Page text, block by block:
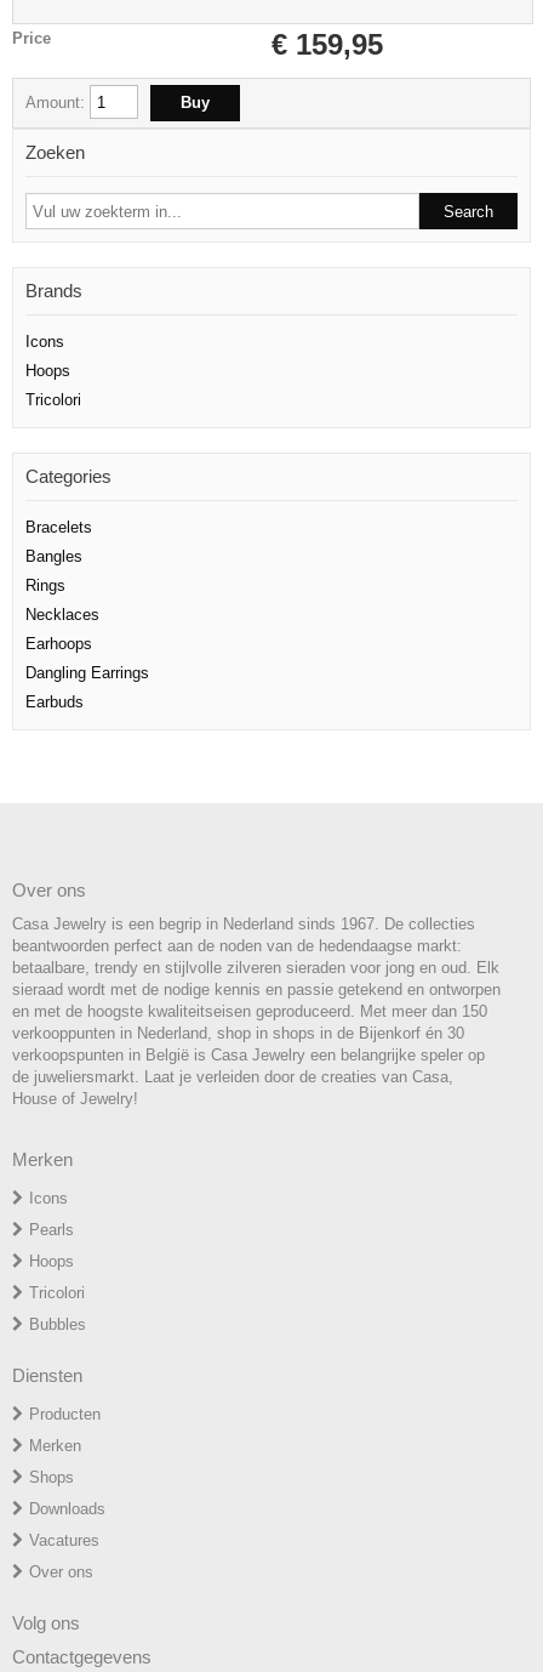
Price € 159,95
Amount:
Zoeken
Brands
Icons
Hoops
Tricolori
Categories
Bracelets
Bangles
Rings
Necklaces
Earhoops
Dangling Earrings
Earbuds
Over ons
Casa Jewelry is een begrip in Nederland sinds 1967. De collecties
beantwoorden perfect aan de noden van de hedendaagse markt:
betaalbare, trendy en stijlvolle zilveren sieraden voor jong en oud. Elk
sieraad wordt met de nodige kennis en passie getekend en ontworpen
en met de hoogste kwaliteitseisen geproduceerd. Met meer dan 150
verkooppunten in Nederland, shop in shops in de Bijenkorf én 30
verkoopspunten in België is Casa Jewelry een belangrijke speler op
de juweliersmarkt. Laat je verleiden door de creaties van Casa,
House of Jewelry!
Merken
Icons
Pearls
Hoops
Tricolori
Bubbles
Diensten
Producten
Merken
Shops
Downloads
Vacatures
Over ons
Volg ons
Contactgegevens